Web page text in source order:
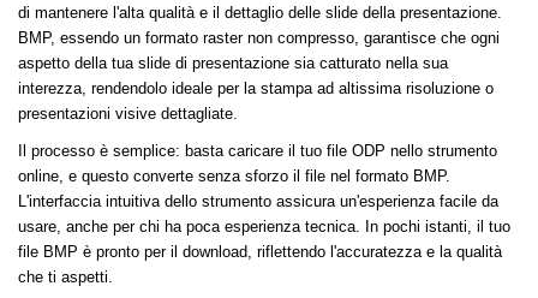
di mantenere l'alta qualità e il dettaglio delle slide della presentazione.
BMP, essendo un formato raster non compresso, garantisce che ogni
aspetto della tua slide di presentazione sia catturato nella sua
interezza, rendendolo ideale per la stampa ad altissima risoluzione o
presentazioni visive dettagliate.
Il processo è semplice: basta caricare il tuo file ODP nello strumento
online, e questo converte senza sforzo il file nel formato BMP.
L'interfaccia intuitiva dello strumento assicura un'esperienza facile da
usare, anche per chi ha poca esperienza tecnica. In pochi istanti, il tuo
file BMP è pronto per il download, riflettendo l'accuratezza e la qualità
che ti aspetti.